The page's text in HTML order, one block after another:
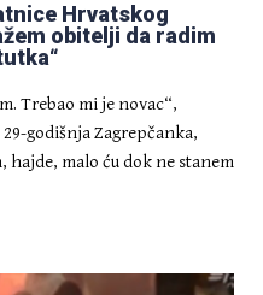
Hrvatskog
obitelji da radim
Trebao mi je novac“,
godišnja Zagrepčanka,
hajde, malo ću dok ne stanem